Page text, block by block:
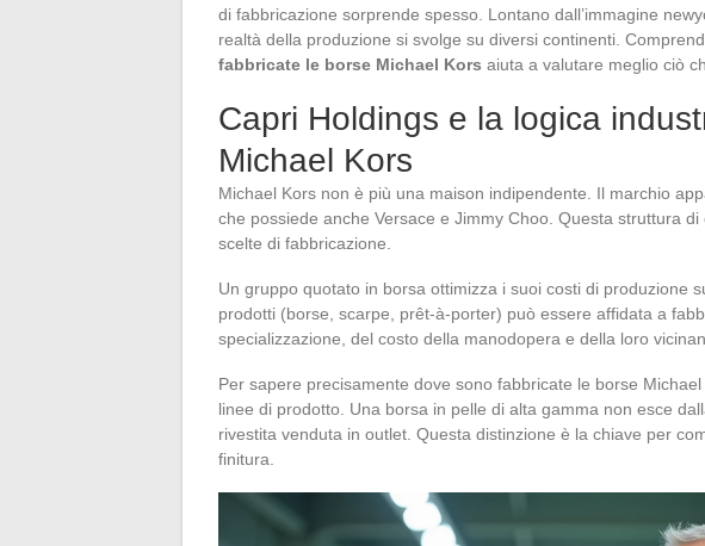
di fabbricazione sorprende spesso. Lontano dall’immagine
realtà della produzione si svolge su diversi continenti.
fabbricate le borse Michael Kors aiuta a valutare meglio ciò
Capri Holdings e la logica
Michael Kors
Michael Kors non è più una maison indipendente. Il marchio
che possiede anche Versace e Jimmy Choo. Questa struttura
scelte di fabbricazione.
Un gruppo quotato in borsa ottimizza i suoi costi di produzione
prodotti (borse, scarpe, prêt-à-porter) può essere affidata a
specializzazione, del costo della manodopera e della loro
Per sapere precisamente dove sono fabbricate le borse
linee di prodotto. Una borsa in pelle di alta gamma non esce
rivestita venduta in outlet. Questa distinzione è la chiave per
finitura.